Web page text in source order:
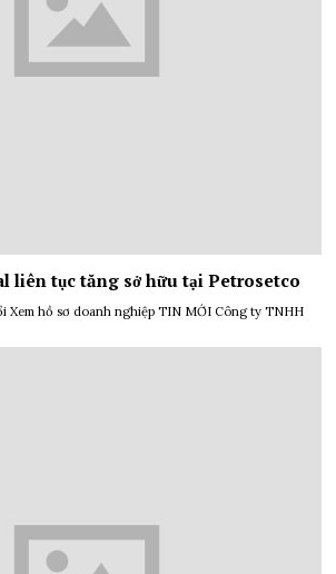
liên tục tăng sở hữu tại Petrosetco
Xem hồ sơ doanh nghiệp TIN MỚI Công ty TNHH